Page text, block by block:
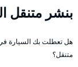
بنشر متنقل
هل تعطلت بك السيارة
متنقل؟